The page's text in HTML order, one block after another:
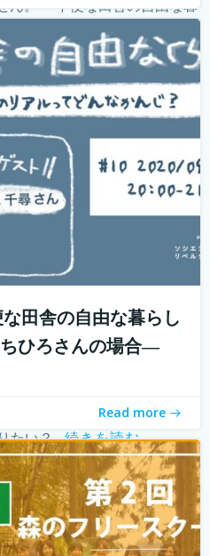
ん。 「不便な田舎の自由な暮
分らし...
続きを読む
田舎の自由な暮らし
ひろさんの場合―
Read more
育の仕事プロジェクトの米田
象とした仕事をしたいけど、
たい？...続きを読む